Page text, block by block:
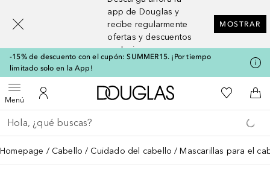
app de Douglas y
recibe regularmente
ofertas y descuentos
exclusivos
MOSTRAR
-15% de descuento con el cupón: SUMMER15. ¡Por tiempo
limitado solo en la App!
MenúAbrir menúMi cuenta
A Douglas HomeMi lista de
A
Regresar
Ejecutar búsqueda
Homepage Cabello Cuidado del cabello Mascarillas para el
[navigation.slideout.screenreader]